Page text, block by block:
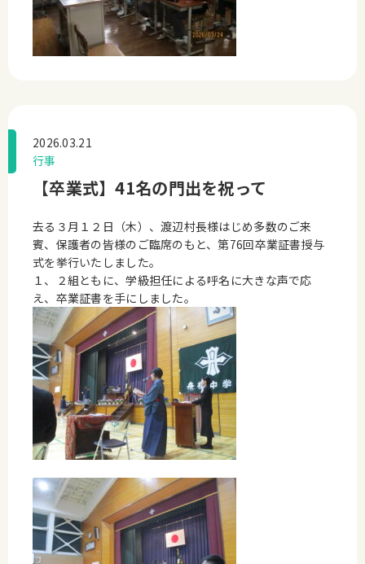
2026.03.21
行事
【卒業式】41名の門出を祝って
去る３月１２日（木）、渡辺村長様はじめ多数のご来
賓、保護者の皆様のご臨席のもと、第76回卒業証書授与
式を挙行いたしました。
１、２組ともに、学級担任による呼名に大きな声で応
え、卒業証書を手にしました。